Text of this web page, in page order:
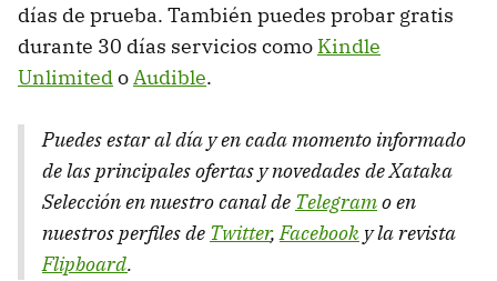
días de prueba. También puedes probar gratis
durante 30 días servicios como Kindle
Unlimited o Audible.
Puedes estar al día y en cada momento informado
de las principales ofertas y novedades de Xataka
Selección en nuestro canal de Telegramo en
nuestros perfiles de Twitter, Facebook y la revista
Flipboard.